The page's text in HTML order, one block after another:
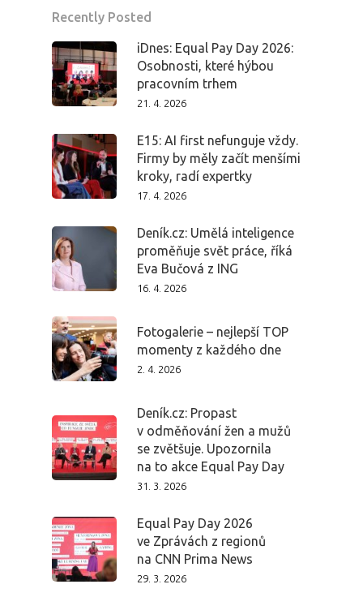
Recently Posted
iDnes: Equal Pay Day 2026:
Osobnosti, které hýbou
pracovním trhem
21. 4. 2026
E15: AI first nefunguje vždy.
Firmy by měly začít menšími
kroky, radí expertky
17. 4. 2026
Deník.cz: Umělá inteligence
proměňuje svět práce, říká
Eva Bučová z ING
16. 4. 2026
Fotogalerie – nejlepší TOP
momenty z každého dne
2. 4. 2026
Deník.cz: Propast
v odměňování žen a mužů
se zvětšuje. Upozornila
na to akce Equal Pay Day
31. 3. 2026
Equal Pay Day 2026
ve Zprávách z regionů
na CNN Prima News
29. 3. 2026
PRO MÉDIA
Domů